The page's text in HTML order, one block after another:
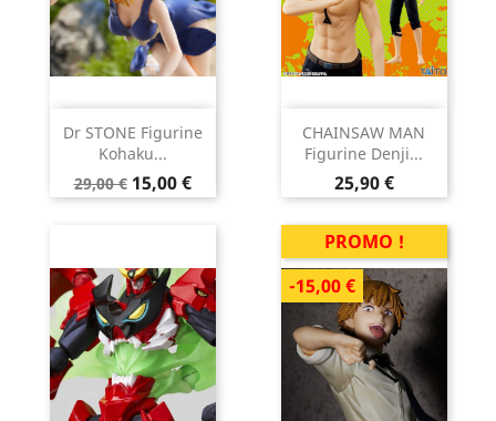
Dr STONE Figurine
Kohaku...
Prix
de
29,00 € Prix
15,00 €
CHAINSAW MAN
Figurine Denji...
Prix
25,90 €
PROMO !
-15,00 €